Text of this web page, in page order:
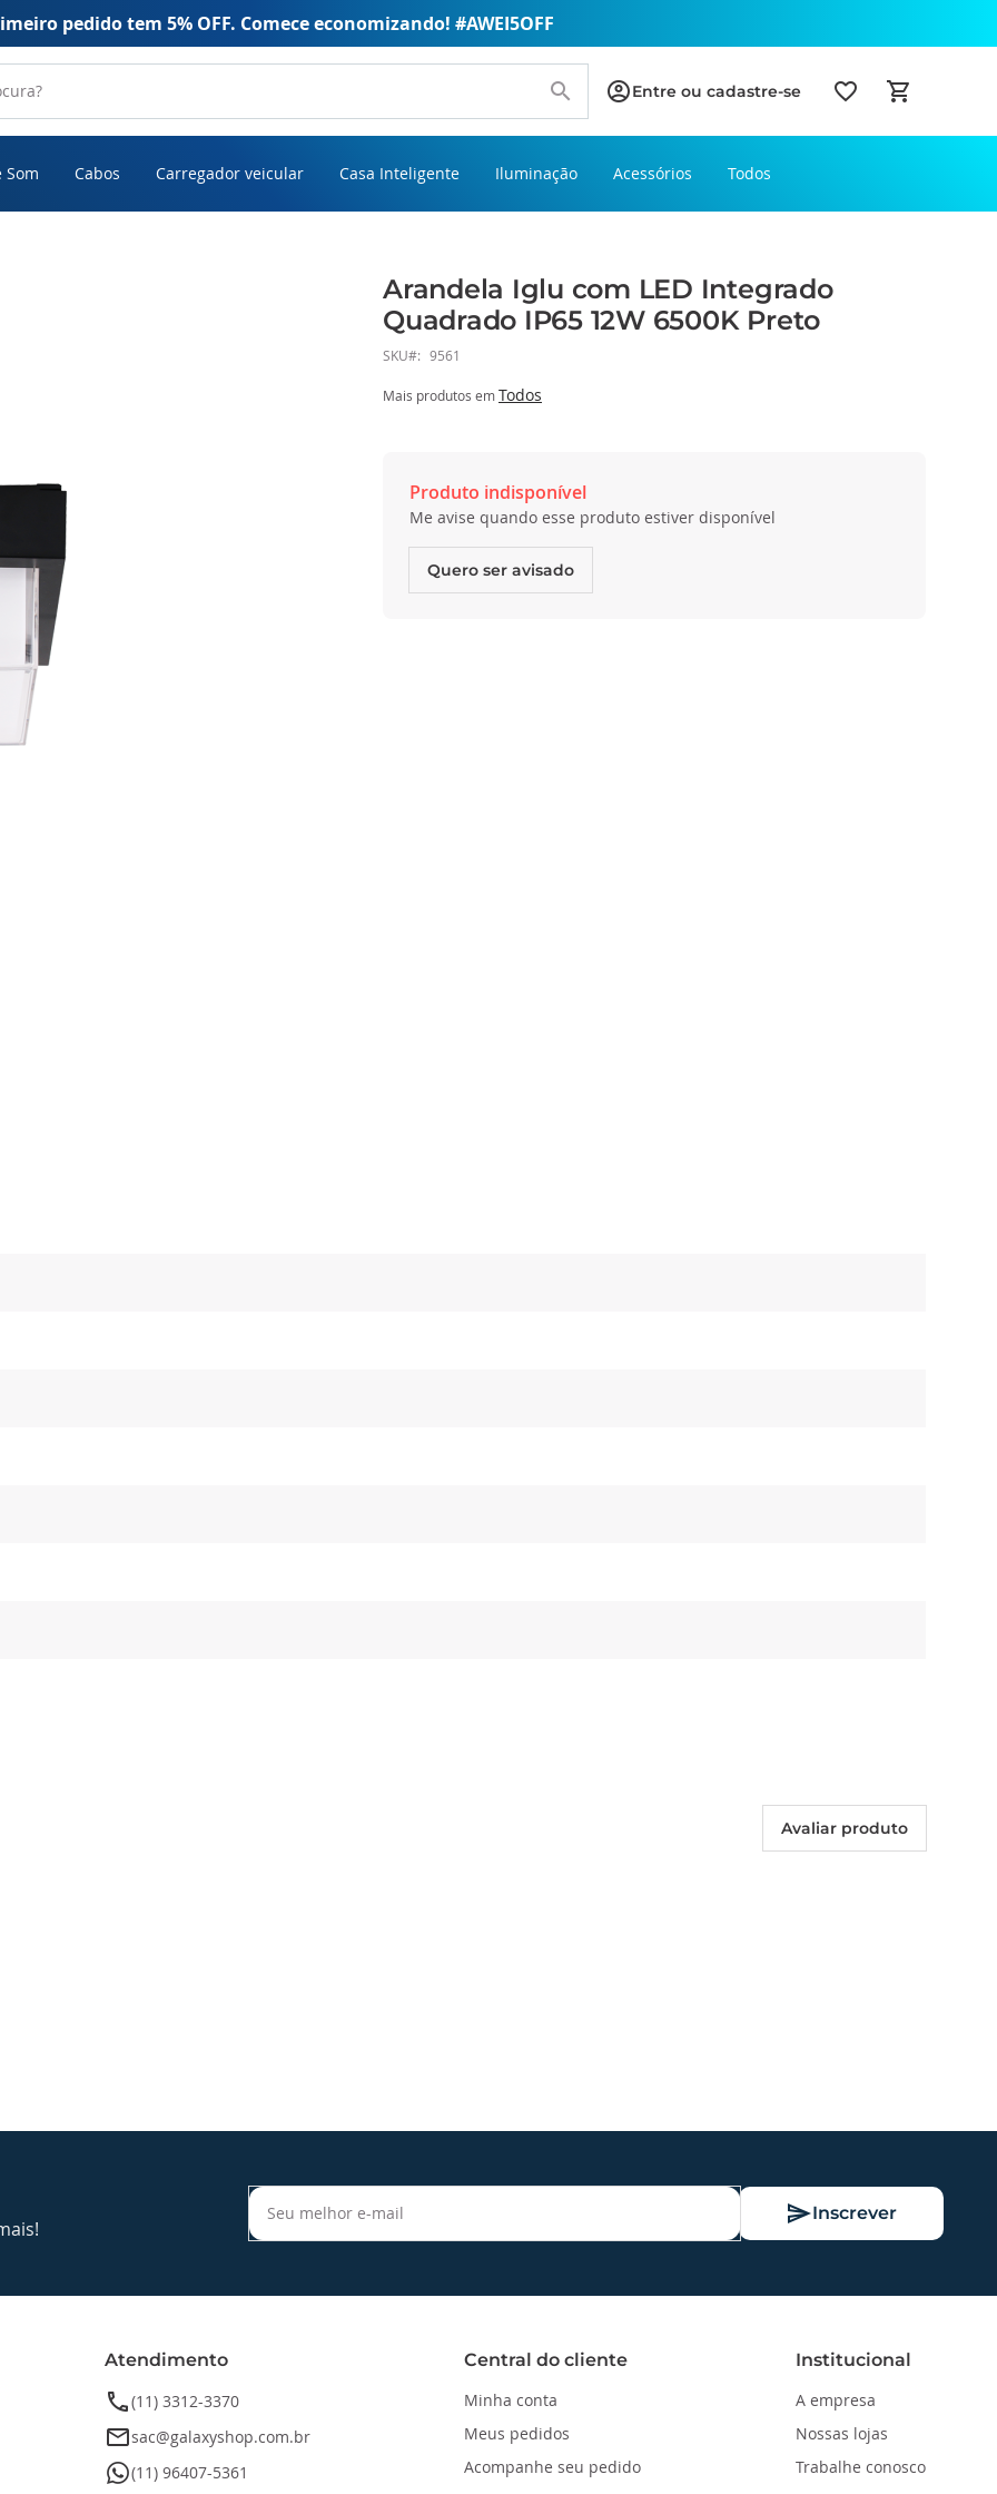
pedido tem 5% OFF. Comece economizando! #AWEI5OFF
Entre ou cadastre-se
Som Cabos Carregador veicular Casa Inteligente Iluminação Acessórios Todos
Arandela Iglu com LED Integrado
Quadrado IP65 12W 6500K Preto
SKU 9561
Mais produtos emTodos
Produto indisponível
Me avise quando esse produto estiver disponível
Quero ser avisado
Avaliar produto
Inscrever
Atendimento
phone(11) 3312-3370
emailsac@galaxyshop.com.br
whatsapp(11) 96407-5361
Central do cliente
Minha conta
Meus pedidos
Acompanhe seu pedido
Institucional
A empresa
Nossas lojas
Trabalhe conosco